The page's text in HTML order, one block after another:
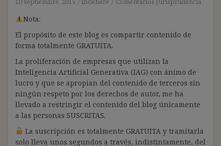
Nota:
El propósito de este blog es compartir contenido de
forma totalmente GRATUITA.
La proliferación de empresas que utilizan la
Inteligencia Artificial Generativa (IAG) con ánimo de
lucro y que se apropian del contenido de terceros sin
ningún respeto por los derechos de autor, me ha
llevado a restringir el contenido del blog únicamente
a las personas SUSCRITAS.
La suscripción es totalmente GRATUITA y tramitarla
solo lleva unos segundos a través, indistintamente, del